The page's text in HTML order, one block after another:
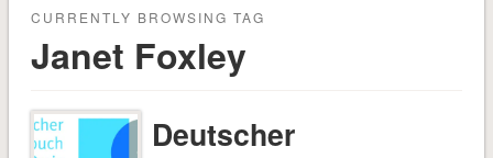
CURRENTLY BROWSING TAG
Janet Foxley
Deutscher